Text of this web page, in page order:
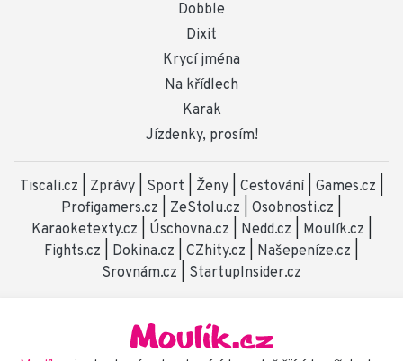
Dobble
Dixit
Krycí jména
Na křídlech
Karak
Jízdenky, prosím!
Tiscali.cz Zprávy| Sport Ženy| Cestování| Games.cz
Profigamers.cz
ZeStolu.cz Osobnosti.cz
Karaoketexty.cz
Úschovna.cz Nedd.cz Moulík.cz
Fights.cz
Dokina.cz CZhity.cz Našepeníze.cz
Srovnám.cz
StartupInsider.cz